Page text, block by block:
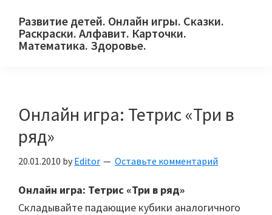
primary
main
primary
Развитие детей. Онлайн игры. Сказки.
Раскраски. Алфавит. Карточки.
Математика. Здоровье.
и
их
родителей.
Онлайн игра: Тетрис «Три в
ряд»
20.01.2010 by Editor Оставьте комментарий
Онлайн игра: Тетрис «Три в ряд»
Складывайте падающие кубики аналогичного